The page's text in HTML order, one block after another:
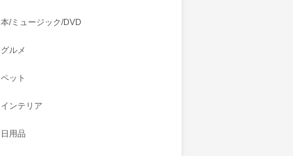
本/ミュージック/DVD
グルメ
ペット
インテリア
日用品